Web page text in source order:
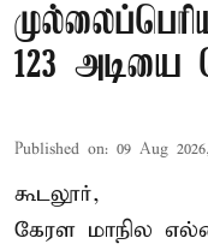
123 அடியை
Published on: 09 Aug
கூடலூர்,
கேரள மாநில